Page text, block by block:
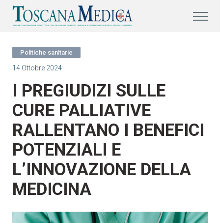
Politiche sanitarie
14 Ottobre 2024
I PREGIUDIZI SULLE
CURE PALLIATIVE
RALLENTANO I BENEFICI
POTENZIALI E
L’INNOVAZIONE DELLA
MEDICINA